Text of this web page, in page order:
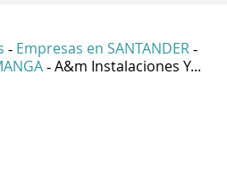
- Empresas en SANTANDER -
- A&m Instalaciones Y...